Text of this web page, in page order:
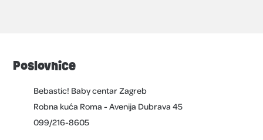
Poslovnice
Bebastic! Baby centar Zagreb
Robna kuća Roma - Avenija Dubrava 45
099/216-8605